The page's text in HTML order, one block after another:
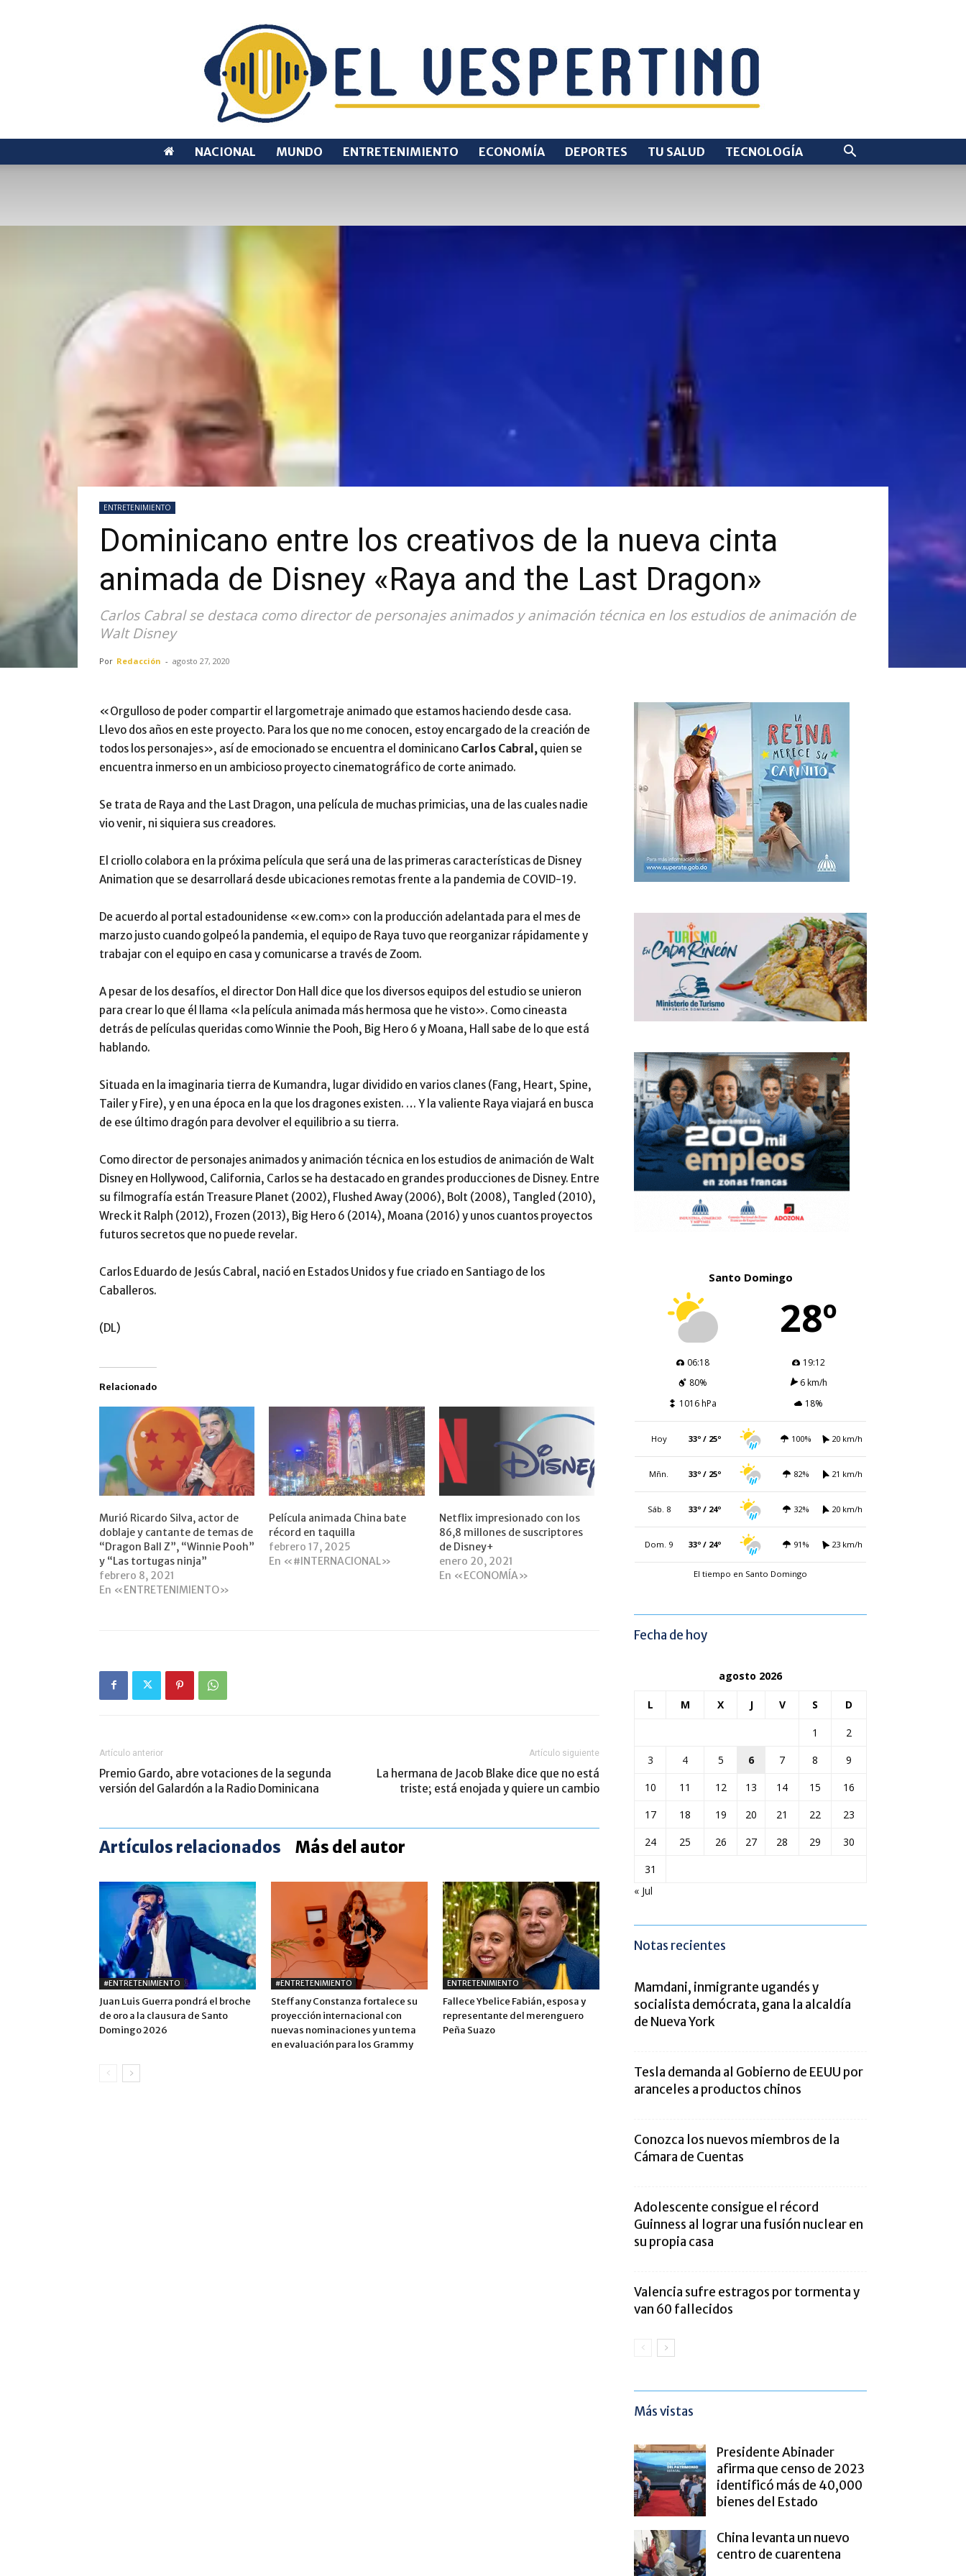
NACIONAL MUNDO ENTRETENIMIENTO ECONOMÍA DEPORTES TU SALUD TECNOLOGÍA
ENTRETENIMIENTO
Dominicano entre los creativos de la nueva cinta
animada de Disney «Raya and the Last Dragon»
Carlos Cabral se destaca como director de personajes animados y animación técnica en los estudios de animación de
Walt Disney
Por Redacción - agosto 27, 2020
«Orgulloso de poder compartir el largometraje animado que estamos haciendo desde casa.
Llevo dos años en este proyecto. Para los que no me conocen, estoy encargado de la creación de
todos los personajes», así de emocionado se encuentra el dominicano Carlos Cabral, quien se
encuentra inmerso en un ambicioso proyecto cinematográfico de corte animado.
Se trata de Raya and the Last Dragon, una película de muchas primicias, una de las cuales nadie
vio venir, ni siquiera sus creadores.
El criollo colabora en la próxima película que será una de las primeras características de Disney
Animation que se desarrollará desde ubicaciones remotas frente a la pandemia de COVID-19.
De acuerdo al portal estadounidense «ew.com» con la producción adelantada para el mes de
marzo justo cuando golpeó la pandemia, el equipo de Raya tuvo que reorganizar rápidamente y
trabajar con el equipo en casa y comunicarse a través de Zoom.
A pesar de los desafíos, el director Don Hall dice que los diversos equipos del estudio se unieron
para crear lo que él llama «la película animada más hermosa que he visto». Como cineasta
detrás de películas queridas como Winnie the Pooh, Big Hero 6 y Moana, Hall sabe de lo que está
hablando.
Situada en la imaginaria tierra de Kumandra, lugar dividido en varios clanes (Fang, Heart, Spine,
Tailer y Fire), y en una época en la que los dragones existen. … Y la valiente Raya viajará en busca
de ese último dragón para devolver el equilibrio a su tierra.
Como director de personajes animados y animación técnica en los estudios de animación de Walt
Disney en Hollywood, California, Carlos se ha destacado en grandes producciones de Disney. Entre
su filmografía están Treasure Planet (2002), Flushed Away (2006), Bolt (2008), Tangled (2010),
Wreck it Ralph (2012), Frozen (2013), Big Hero 6 (2014), Moana (2016) y unos cuantos proyectos
futuros secretos que no puede revelar.
Carlos Eduardo de Jesús Cabral, nació en Estados Unidos y fue criado en Santiago de los
Caballeros.
(DL)
Relacionado
Murió Ricardo Silva, actor de
doblaje y cantante de temas de
“Dragon Ball Z”, “Winnie Pooh”
y “Las tortugas ninja”
febrero 8, 2021
En «ENTRETENIMIENTO»
Película animada China bate
récord en taquilla
febrero 17, 2025
En «#INTERNACIONAL»
Netflix impresionado con los
86,8 millones de suscriptores
de Disney+
enero 20, 2021
En «ECONOMÍA»
Artículo anterior
Premio Gardo, abre votaciones de la segunda
versión del Galardón a la Radio Dominicana
Artículo siguiente
La hermana de Jacob Blake dice que no está
triste; está enojada y quiere un cambio
Artículos relacionados Más del autor
#ENTRETENIMIENTO
Juan Luis Guerra pondrá el broche
de oro a la clausura de Santo
Domingo 2026
#ENTRETENIMIENTO
Steffany Constanza fortalece su
proyección internacional con
nuevas nominaciones y un tema
en evaluación para los Grammy
ENTRETENIMIENTO
Fallece Ybelice Fabián, esposa y
representante del merenguero
Peña Suazo
Santo Domingo
28º
06:18
19:12
80%
6 km/h
1016 hPa
18%
Hoy 33º / 25º 100% 20 km/h
Mñn. 33º / 25º 82% 21 km/h
Sáb. 8 33º / 24º 32% 20 km/h
Dom. 9 33º / 24º 91% 23 km/h
El tiempo en Santo Domingo
Fecha de hoy
agosto 2026
L M X J V S D
1
2
3
4 5 6 7 8
9
10
11 12 13 14 15
16
17
18 19 20 21 22
23
24
25 26 27 28 29
30
31
« Jul
Notas recientes
Mamdani, inmigrante ugandés y
socialista demócrata, gana la alcaldía
de Nueva York
Tesla demanda al Gobierno de EEUU por
aranceles a productos chinos
Conozca los nuevos miembros de la
Cámara de Cuentas
Adolescente consigue el récord
Guinness al lograr una fusión nuclear en
su propia casa
Valencia sufre estragos por tormenta y
van 60 fallecidos
Más vistas
Presidente Abinader
afirma que censo de 2023
identificó más de 40,000
bienes del Estado
China levanta un nuevo
centro de cuarentena